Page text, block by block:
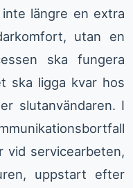
längre en extra
utan en
ska fungera
ska ligga kvar hos
slutanvändaren. I
vid servicearbeten,
uppstart efter